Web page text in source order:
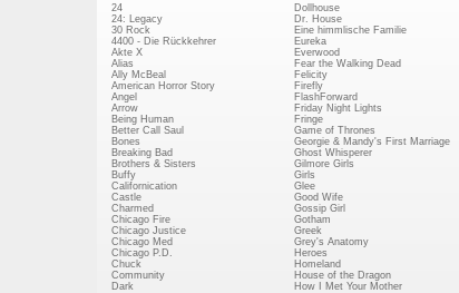
24
24: Legacy
30 Rock
4400 - Die Rückkehrer
Akte X
Alias
Ally McBeal
American Horror Story
Angel
Arrow
Being Human
Better Call Saul
Bones
Breaking Bad
Brothers & Sisters
Buffy
Californication
Castle
Charmed
Chicago Fire
Chicago Justice
Chicago Med
Chicago P.D.
Chuck
Community
Dark
Dollhouse
Dr. House
Eine himmlische Familie
Eureka
Everwood
Fear the Walking Dead
Felicity
Firefly
FlashForward
Friday Night Lights
Fringe
Game of Thrones
Georgie & Mandy's First Marriage
Ghost Whisperer
Gilmore Girls
Girls
Glee
Good Wife
Gossip Girl
Gotham
Greek
Grey's Anatomy
Heroes
Homeland
House of the Dragon
How I Met Your Mother